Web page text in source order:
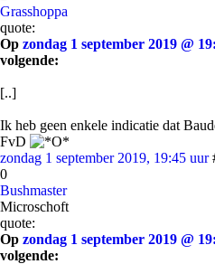
Grasshoppa
quote:
Op zondag 1 september 2019 @
volgende:
[..]
Ik heb geen enkele indicatie dat
FvD
zondag 1 september 2019, 19:45 uur
0
Bushmaster
Microschoft
quote:
Op zondag 1 september 2019 @
volgende: